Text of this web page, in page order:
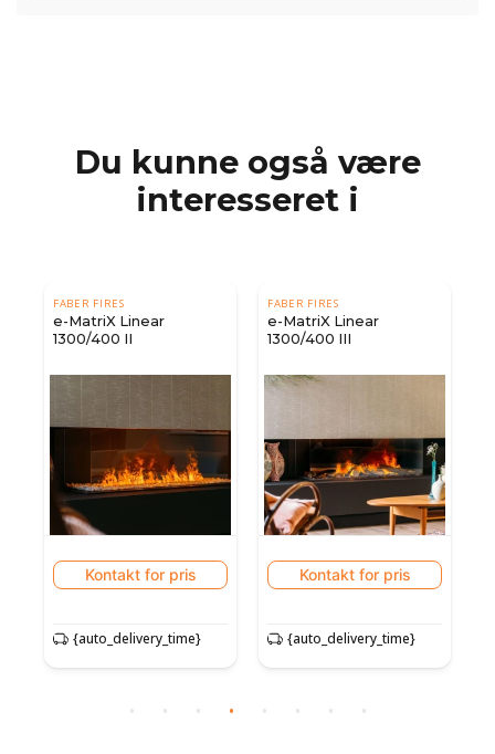
Du kunne også være
interesseret i
FABER FIRES
e-MatriX Linear
1300/400 II
Kontakt for pris
{auto_delivery_time}
FABER FIRES
e-MatriX Linear
1300/400 III
Kontakt for pris
{auto_delivery_time}